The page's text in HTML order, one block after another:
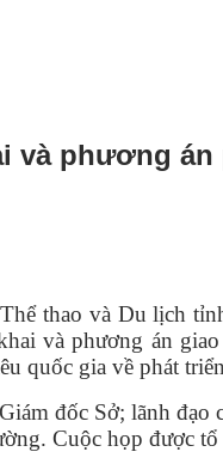
và phương
thao và Du lịch
và phương án
quốc gia về phát
đốc Sở; lãnh
Cuộc họp được